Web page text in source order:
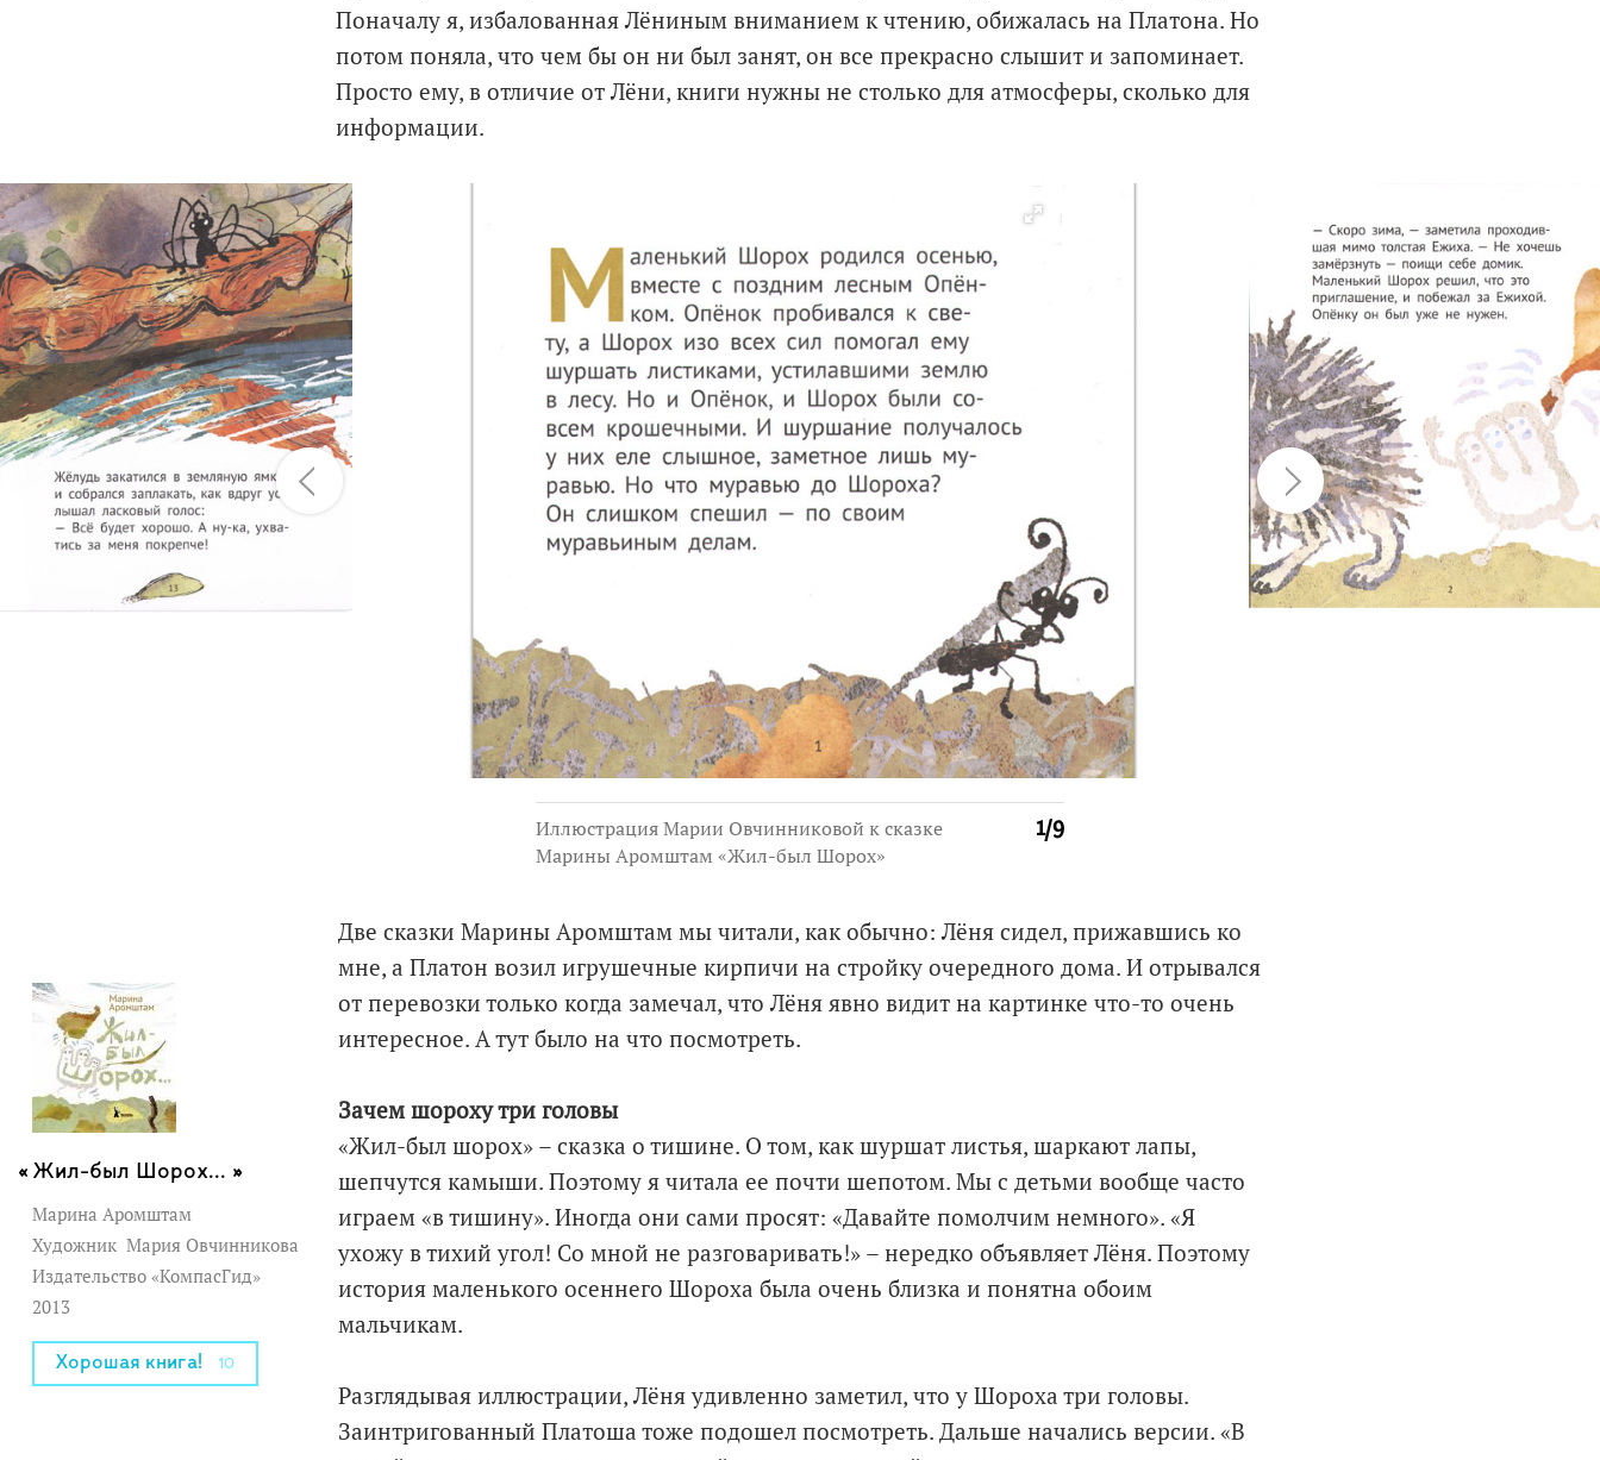
Поначалу я, избалованная Лёниным вниманием к чтению, обижалась на Платона. Но
потом поняла, что чем бы он ни был занят, он все прекрасно слышит и запоминает.
Просто ему, в отличие от Лёни, книги нужны не столько для атмосферы, сколько для
информации.
1/9
Иллюстрация Марии Овчинниковой к сказке
Марины Аромштам «Жил-был Шорох»
Жил-был Шорох... »
Марина Аромштам
Художник Мария Овчинникова
Издательство «КомпасГид»
2013
Хорошая книга! 10
Две сказки Марины Аромштам мы читали, как обычно: Лёня сидел, прижавшись ко
мне, а Платон возил игрушечные кирпичи на стройку очередного дома. И отрывался
от перевозки только когда замечал, что Лёня явно видит на картинке что-то очень
интересное. А тут было на что посмотреть.
Зачем шороху три головы
«Жил-был шорох» – сказка о тишине. О том, как шуршат листья, шаркают лапы,
шепчутся камыши. Поэтому я читала ее почти шепотом. Мы с детьми вообще часто
играем «в тишину». Иногда они сами просят: «Давайте помолчим немного». «Я
ухожу в тихий угол! Со мной не разговаривать!» – нередко объявляет Лёня. Поэтому
история маленького осеннего Шороха была очень близка и понятна обоим
мальчикам.
Разглядывая иллюстрации, Лёня удивленно заметил, что у Шороха три головы.
Заинтригованный Платоша тоже подошел посмотреть. Дальше начались версии. «В